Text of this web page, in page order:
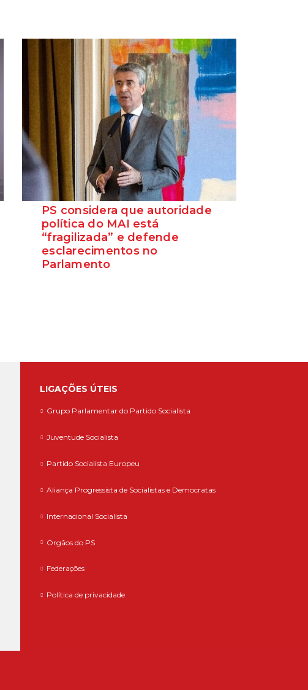
PS considera que autoridade
política do MAI está
“fragilizada” e defende
esclarecimentos no
Parlamento
LIGAÇÕES ÚTEIS
Grupo Parlamentar do Partido Socialista
Juventude Socialista
Partido Socialista Europeu
Aliança Progressista de Socialistas e Democratas
Internacional Socialista
Orgãos do PS
Federações
Política de privacidade